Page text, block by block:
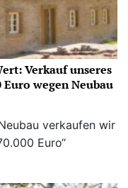
Verkauf unseres
Euro wegen Neubau
verkaufen wir
Euro“